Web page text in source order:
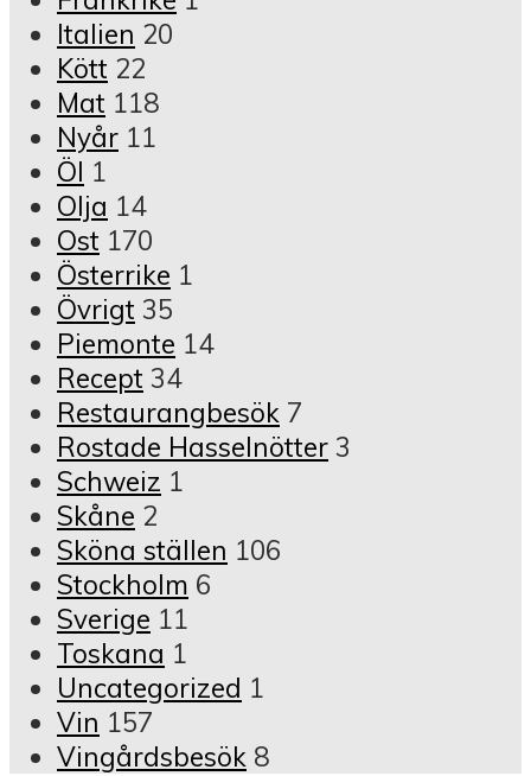
Italien 20
Kött 22
Mat 118
Nyår 11
Öl 1
Olja 14
Ost 170
Österrike 1
Övrigt 35
Piemonte 14
Recept 34
Restaurangbesök 7
Rostade Hasselnötter 3
Schweiz 1
Skåne 2
Sköna ställen 106
Stockholm 6
Sverige 11
Toskana 1
Uncategorized 1
Vin 157
Vingårdsbesök 8